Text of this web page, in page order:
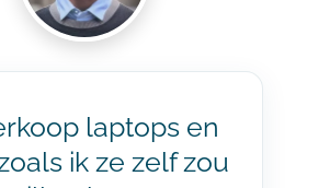
laptops en
ik ze zelf zou